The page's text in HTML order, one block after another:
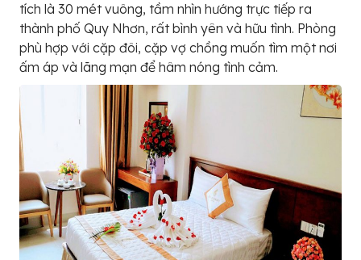
tích là 30 mét vuông, tầm nhìn hướng trực tiếp ra
thành phố Quy Nhơn, rất bình yên và hữu tình. Phòng
phù hợp với cặp đôi, cặp vợ chồng muốn tìm một nơi
ấm áp và lãng mạn để hâm nóng tình cảm.